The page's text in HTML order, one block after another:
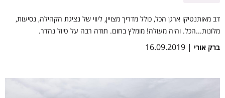
דב מאותנטיקו ארגן הכל, כולל מדריך מצויין, ליווי של נציגת הקהילה, נסיעות,
מלונות...הכל. והיה מעולה! מומלץ בחום. תודה רבה על טיול נהדר.
ברק אורי | 16.09.2019